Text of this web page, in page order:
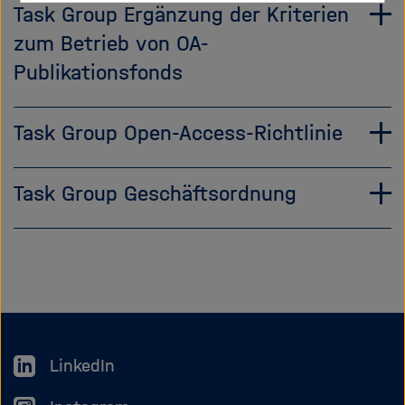
Task Group Ergänzung der Kriterien
zum Betrieb von OA-
Publikationsfonds
Task Group Open-Access-Richtlinie
Task Group Geschäftsordnung
LinkedIn